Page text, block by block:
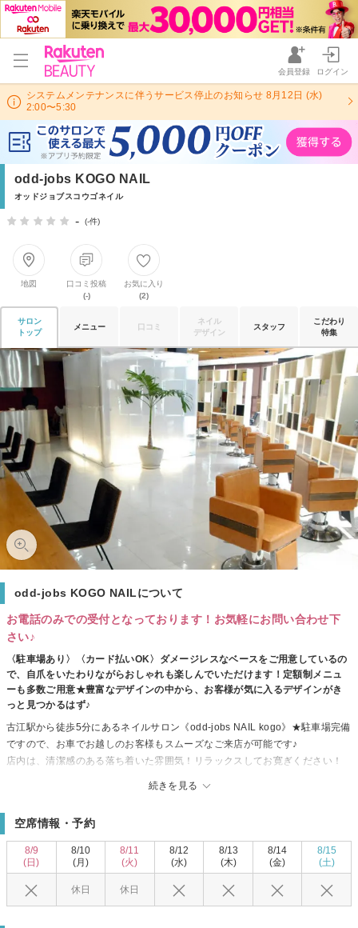
会員登録 ログイン
システムメンテナンスに伴うサービス停止のお知らせ 8月12日 (水)
2:00〜5:30
odd-jobs KOGO NAIL
オッドジョブスコウゴネイル
- (-件)
地図
口コミ投稿
(-)
お気に入り
(2)
サロン
トップ
メニュー 口コミ
ネイル
デザイン
スタッフ
こだわり
特集
odd-jobs KOGO NAILについて
お電話のみでの受付となっております！お気軽にお問い合わせ下
さい♪
〈駐車場あり〉〈カード払いOK〉ダメージレスなベースをご用意しているの
で、自爪をいたわりながらおしゃれも楽しんでいただけます！定額制メニュ
ーも多数ご用意★豊富なデザインの中から、お客様が気に入るデザインがき
っと見つかるはず♪
続きを見る
古江駅から徒歩5分にあるネイルサロン《odd‐jobs NAIL kogo》★駐車場完備
ですので、お車でお越しのお客様もスムーズなご来店が可能です♪
店内は、清潔感のある落ち着いた雰囲気！リラックスしてお寛ぎください！
指先を彩ります☆
ぜひ《odd‐jobs NAIL KOGO》で、素敵な指先を手に入れてみませんか・・・
空席情報・予約
8/9
(日)
8/10
(月)
休日
8/11
(火)
休日
8/12
(水)
8/13
(木)
8/14
(金)
8/15
(土)